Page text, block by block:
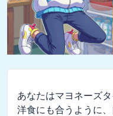
あなたはマヨネーズ
洋食にも合うように